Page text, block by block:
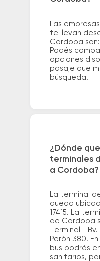
Las
te llevan
Cordoba
Podés
opciones
pasaje que
búsqueda.
¿Dónde
terminales
a Cordoba?
La terminal
queda
17415. La
de Cordoba
Terminal -
Perón 380.
bus podrás
sanitarios,